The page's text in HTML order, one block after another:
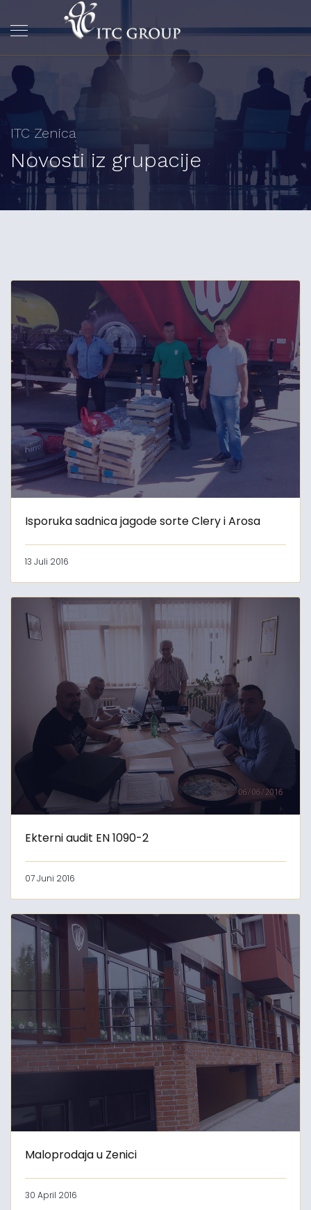
ITC Zenica
Novosti iz grupacije
Isporuka sadnica jagode sorte Clery i Arosa
13 Juli 2016
Ekterni audit EN 1090-2
07 Juni 2016
Maloprodaja u Zenici
30 April 2016